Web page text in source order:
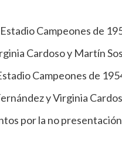
Campeones de
Cardoso y Martín
Campeones de
y Virginia
por la no